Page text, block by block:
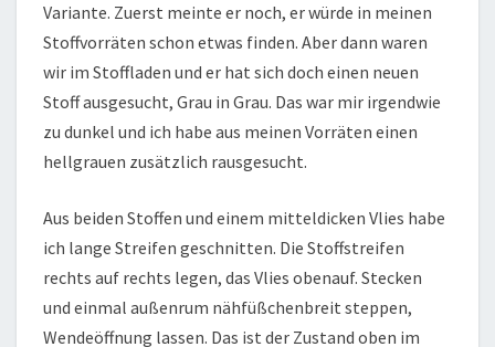
Variante. Zuerst meinte er noch, er würde in meinen
Stoffvorräten schon etwas finden. Aber dann waren
wir im Stoffladen und er hat sich doch einen neuen
Stoff ausgesucht, Grau in Grau. Das war mir irgendwie
zu dunkel und ich habe aus meinen Vorräten einen
hellgrauen zusätzlich rausgesucht.
Aus beiden Stoffen und einem mitteldicken Vlies habe
ich lange Streifen geschnitten. Die Stoffstreifen
rechts auf rechts legen, das Vlies obenauf. Stecken
und einmal außenrum nähfüßchenbreit steppen,
Wendeöffnung lassen. Das ist der Zustand oben im